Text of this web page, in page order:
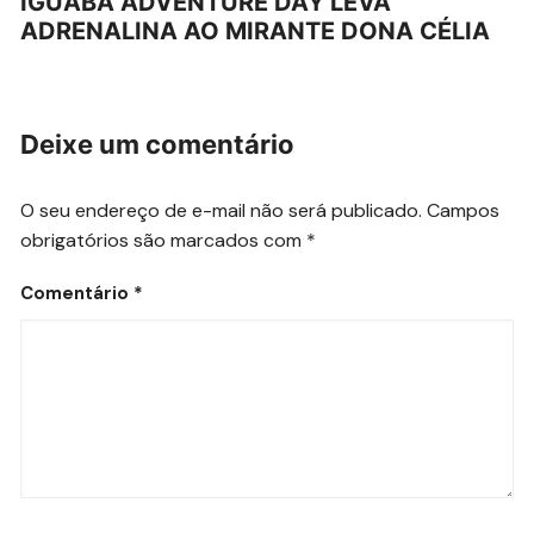
ADRENALINA AO MIRANTE DONA CÉLIA
Deixe um comentário
O seu endereço de e-mail não será publicado. Campos
obrigatórios são marcados com *
Comentário *